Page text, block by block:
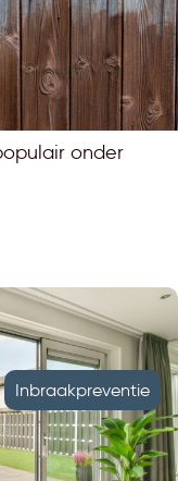
onder
Inbraakpreventie